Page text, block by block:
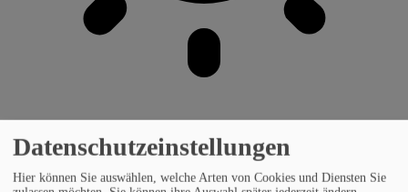
Datenschutzeinstellungen
Hier können Sie auswählen, welche Arten von Cookies und Diensten Sie